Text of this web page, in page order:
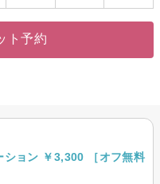
ト予約
ョン ￥3,300 ［オフ無料